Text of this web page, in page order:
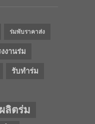
ร่มพับราคาส่ง
งานร่ม
รับทำร่ม
ลิตร่ม